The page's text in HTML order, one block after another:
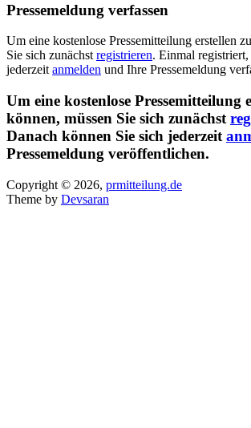
Pressemeldung verfassen
Um eine kostenlose Pressemitteilung erstellen
Sie sich zunächst registrieren. Einmal
jederzeit anmelden und Ihre Pressemeldung
Um eine kostenlose Pressemitteilung
können, müssen Sie sich zunächst
Danach können Sie sich jederzeit
Pressemeldung veröffentlichen.
Copyright © 2026, prmitteilung.de
Theme by Devsaran